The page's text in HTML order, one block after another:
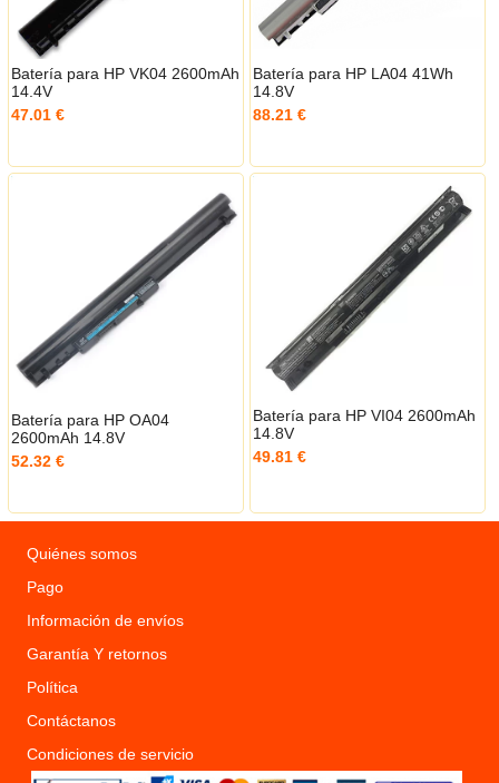
Batería para HP VK04 2600mAh
14.4V
47.01 €
Batería para HP LA04 41Wh
14.8V
88.21 €
Batería para HP OA04
2600mAh 14.8V
52.32 €
Batería para HP VI04 2600mAh
14.8V
49.81 €
Quiénes somos
Pago
Información de envíos
Garantía Y retornos
Política
Contáctanos
Condiciones de servicio